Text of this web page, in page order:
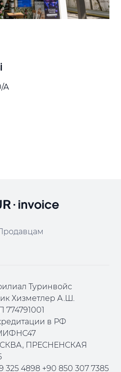
A
Туринвойс
Хизметлер А.Ш.
в РФ
МИФНС47
ПРЕСНЕНСКАЯ
325 4898 +90 850 307 7385